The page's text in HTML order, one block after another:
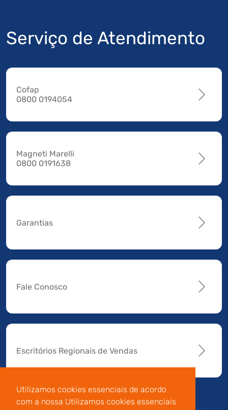
Utilizamos cookies essenciais de acordo
com a nossa Utilizamos cookies essenciais
Serviço de Atendimento
Cofap
0800 0194054
Magneti Marelli
0800 0191638
Garantias
Fale Conosco
Escritórios Regionais de Vendas